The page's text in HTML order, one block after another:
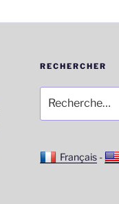
RECHERCHER
pour
:
Français-